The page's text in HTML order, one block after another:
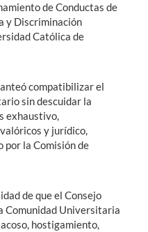
de Conductas de
y Discriminación
Católica de
compatibilizar el
sin descuidar la
exhaustivo,
y jurídico,
por la Comisión de
de que el Consejo
Comunidad Universitaria
hostigamiento,